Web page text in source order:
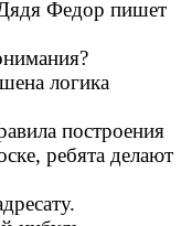
Федор пишет
логика
построения
ребята делают